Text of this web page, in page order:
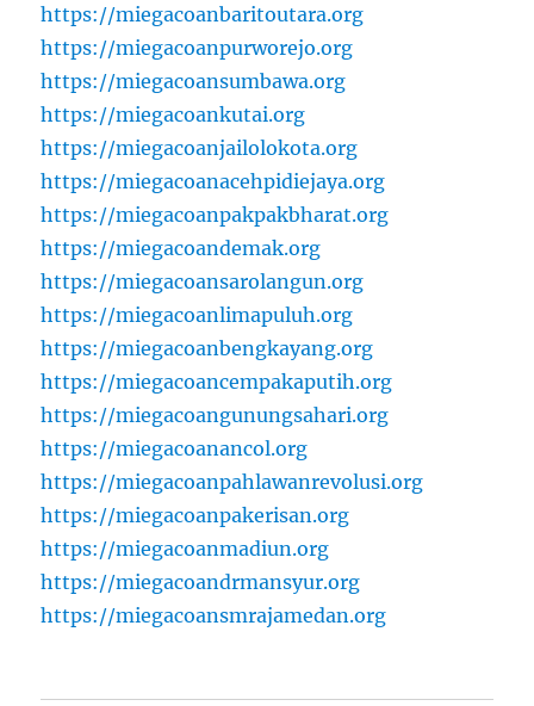
https://miegacoanbaritoutara.org
https://miegacoanpurworejo.org
https://miegacoansumbawa.org
https://miegacoankutai.org
https://miegacoanjailolokota.org
https://miegacoanacehpidiejaya.org
https://miegacoanpakpakbharat.org
https://miegacoandemak.org
https://miegacoansarolangun.org
https://miegacoanlimapuluh.org
https://miegacoanbengkayang.org
https://miegacoancempakaputih.org
https://miegacoangunungsahari.org
https://miegacoanancol.org
https://miegacoanpahlawanrevolusi.org
https://miegacoanpakerisan.org
https://miegacoanmadiun.org
https://miegacoandrmansyur.org
https://miegacoansmrajamedan.org